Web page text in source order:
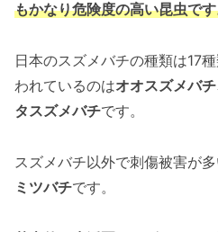
もかなり危険度の高い昆虫で
日本のスズメバチの種類は17
われているのはオオスズメバ
タスズメバチです。
スズメバチ以外で刺傷被害が多
ミツバチです。